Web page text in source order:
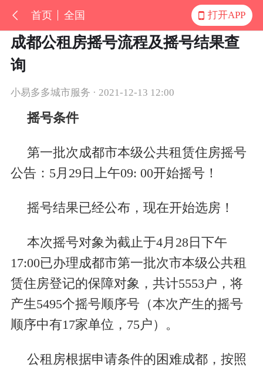
首页 全国 打开APP
成都公租房摇号流程及摇号结果查
询
小易多多城市服务 · 2021-12-13 12:00
摇号条件
第一批次成都市本级公共租赁住房摇号
公告： 5 月 29 日上午09: 00开始摇号！
摇号结果已经公布，现在开始选房！
本次摇号对象为截止于4月 28日下午
17:00已办理成都市第一批次市本级公共租
赁住房登记的保障对象，共计5553 户，将
产生5495个摇号顺序号（本次产生的摇号
顺序中有17家单位， 75 户）。
公租房根据申请条件的困难成都，按照